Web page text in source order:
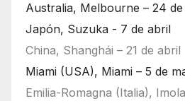
Australia, Melbourne – 24
Japón, Suzuka - 7 de abril
China, Shanghái – 21 de abril
Miami (USA), Miami – 5 de
Emilia-Romagna (Italia),